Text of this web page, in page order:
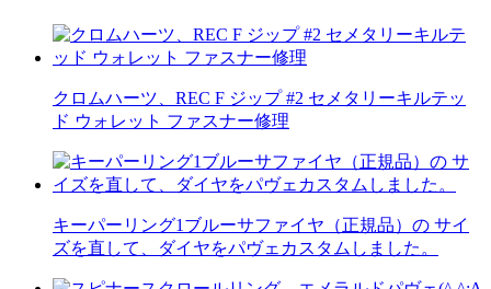
クロムハーツ、REC F ジップ #2 セメタリーキルテッ
ド ウォレット ファスナー修理
キーパーリング1ブルーサファイヤ（正規品）の サイ
ズを直して、ダイヤをパヴェカスタムしました。